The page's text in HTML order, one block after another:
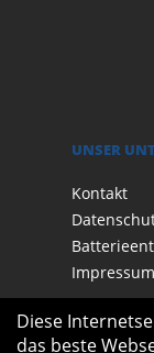
UNSER
Kontakt
Impressum
Diese
das beste